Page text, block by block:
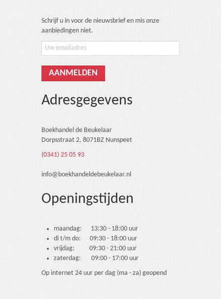
Schrijf u in voor de nieuwsbrief en mis onze
aanbiedingen niet.
Adresgegevens
Boekhandel de Beukelaar
Dorpsstraat 2, 8071BZ Nunspeet
(0341) 25 05 93
info@boekhandeldebeukelaar.nl
Openingstijden
maandag: 13:30 - 18:00 uur
di t/m do: 09:30 - 18:00 uur
vrijdag: 09:30 - 21:00 uur
zaterdag: 09:00 - 17:00 uur
Op internet 24 uur per dag (ma - za) geopend